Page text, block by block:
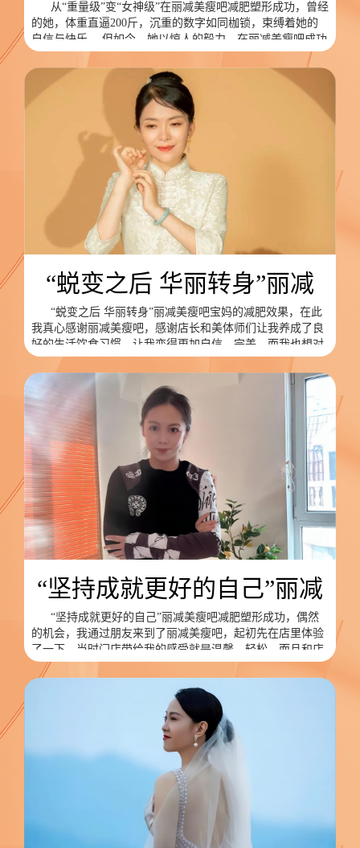
从“重量级”变“女神级”在丽减美瘦吧减肥塑形成功，曾经
的她，体重直逼200斤，沉重的数字如同枷锁，束缚着她的
自信与快乐。 但如今，她以惊人的毅力，在丽减美瘦吧成功
甩掉了93斤的赘肉，迎来了华丽的变身！
“蜕变之后 华丽转身”丽减
“蜕变之后 华丽转身”丽减美瘦吧宝妈的减肥效果，在此
我真心感谢丽减美瘦吧，感谢店长和美体师们让我养成了良
好的生活饮食习惯，让我变得更加自信、完美。而我也想对
大家说，我没有什么技巧，就是听话照做，还有就是坚持，
当你把减肥定为人生目标，持之以恒直到成功的那一天，你
一定会有意想不到的收获。
“坚持成就更好的自己”丽减
“坚持成就更好的自己”丽减美瘦吧减肥塑形成功，偶然
的机会，我通过朋友来到了丽减美瘦吧，起初先在店里体验
了一下，当时门店带给我的感受就是温馨、轻松，而且和店
长的沟通过程也很舒服，她们的专业也让我很认可。于是我
没有犹豫，直接签约开始减肥。